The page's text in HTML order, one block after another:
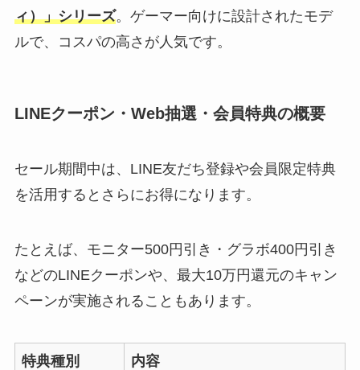
ィ）」シリーズ。ゲーマー向けに設計されたモデ
ルで、コスパの高さが人気です。
LINEクーポン・Web抽選・会員特典の概要
セール期間中は、LINE友だち登録や会員限定特典
を活用するとさらにお得になります。
たとえば、モニター500円引き・グラボ400円引き
などのLINEクーポンや、最大10万円還元のキャン
ペーンが実施されることもあります。
特典種別 内容